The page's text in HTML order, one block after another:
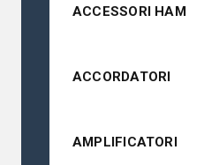
ACCESSORI HAM
ACCORDATORI
AMPLIFICATORI